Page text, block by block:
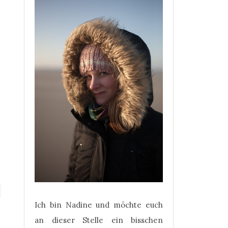
Ich bin Nadine und möchte euch
an dieser Stelle ein bisschen